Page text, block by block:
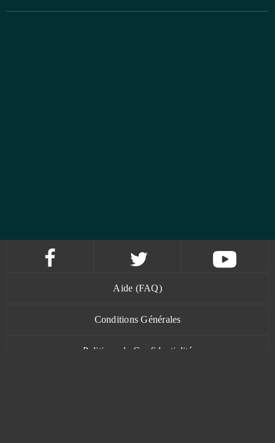
Aide (FAQ)
Conditions Générales
Politique de Confidentialité